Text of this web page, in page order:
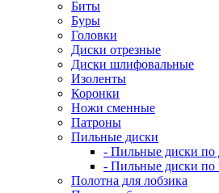
Биты
Буры
Головки
Диски отрезные
Диски шлифовальные
Изоленты
Коронки
Ножи сменные
Патроны
Пильные диски
- Пильные диски по
- Пильные диски по
Полотна для лобзика